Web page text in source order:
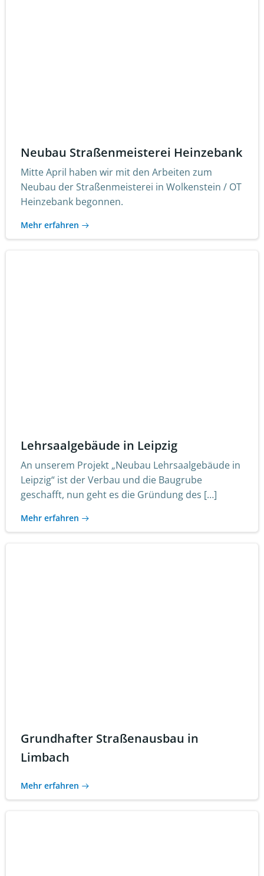
Neubau Straßenmeisterei Heinzebank
Mitte April haben wir mit den Arbeiten zum
Neubau der Straßenmeisterei in Wolkenstein / OT
Heinzebank begonnen.
Mehr erfahren
Lehrsaalgebäude in Leipzig
An unserem Projekt „Neubau Lehrsaalgebäude in
Leipzig“ ist der Verbau und die Baugrube
geschafft, nun geht es die Gründung des […]
Mehr erfahren
Grundhafter Straßenausbau in
Limbach
Mehr erfahren